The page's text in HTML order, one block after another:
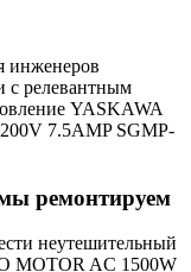
инженеров
с релевантным
YASKAWA
7.5AMP SGMP-
ремонтируем
неутешительный
MOTOR AC 1500W